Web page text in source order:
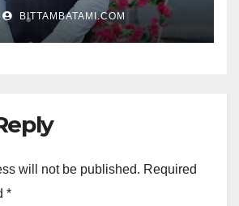
BITTAMBATAMI.COM
will not be published. Required
*